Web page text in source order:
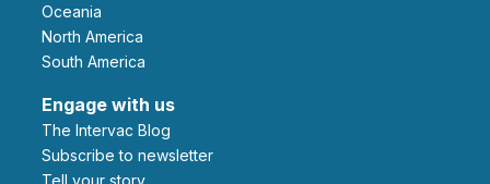
Oceania
North America
South America
Engage with us
The Intervac Blog
Subscribe to newsletter
Tell your story